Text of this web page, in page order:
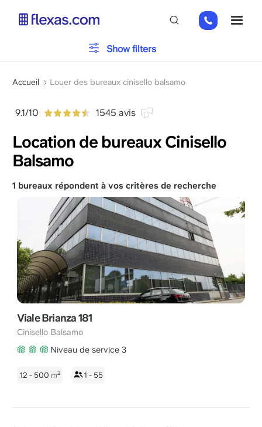
+31
2
Fil
Accueil Louer des bureaux cinisello balsamo
9.1/10 1545 avis
Location de bureaux Cinisello
Balsamo
Typologie du bureau
Parking
Installations
Show filters
1 bureaux répondent à vos critères de recherche
Viale Brianza 181
Cinisello Balsamo
Niveau de service 3
12 - 500 m2 1 - 55